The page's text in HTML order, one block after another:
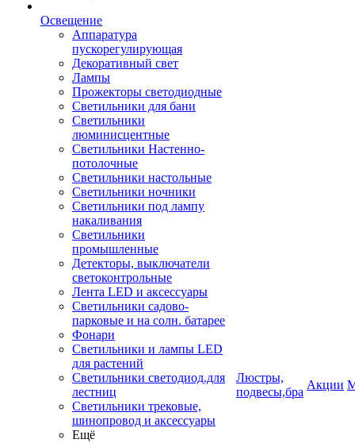
Освещение
Аппаратура
пускорегулирующая
Декоративный свет
Лампы
Прожекторы светодиодные
Светильники для бани
Светильники
люминисцентные
Светильники Настенно-
потолочные
Светильники настольные
Светильники ночники
Светильники под лампу
накаливания
Светильники
промышленные
Детекторы, выключатели
светоконтрольные
Лента LED и аксессуары
Светильники садово-
парковые и на солн. батарее
Фонари
Светильники и лампы LED
для растений
Светильники светодиод.для
лестниц
Светильники трековые,
шинопровод и аксессуары
Ещё
Люстры,
подвесы,бра
Акции